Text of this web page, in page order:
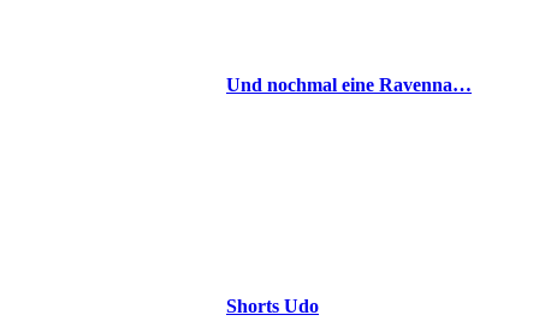
Und nochmal eine Ravenna…
Shorts Udo